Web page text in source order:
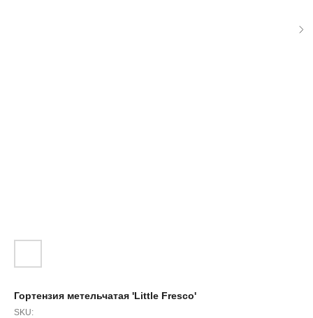
Гортензия метельчатая 'Little Fresco'
SKU: